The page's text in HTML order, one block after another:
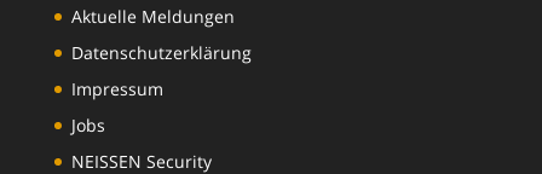
Aktuelle Meldungen
Datenschutzerklärung
Impressum
Jobs
NEISSEN Security